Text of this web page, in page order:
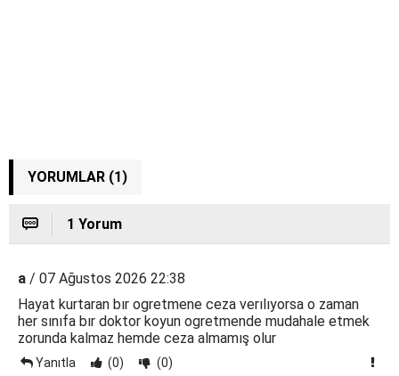
YORUMLAR (1)
1 Yorum
a / 07 Ağustos 2026 22:38
Hayat kurtaran bır ogretmene ceza verılıyorsa o zaman
her sınıfa bır doktor koyun ogretmende mudahale etmek
zorunda kalmaz hemde ceza almamış olur
Yanıtla (0) (0)